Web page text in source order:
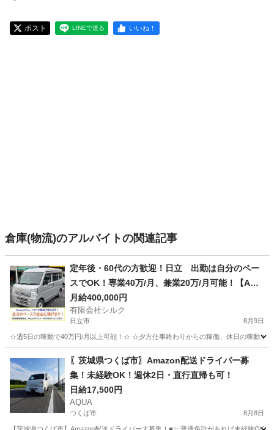
ポスト LINEで送る いいね！
倉庫(物流)のアルバイトの関連記事
定年後・60代の方歓迎！日立 出勤は自分のペー
スでOK！専業40万/月、兼業20万/月可能！【Ama
zon Flex】で稼ぎましょう！
月給400,000円
有限会社シルク
日立市 8月9日
☆週5日の稼動で40万円/月以上可能！☆ ☆夕方仕事終わりからの稼働、休日の稼動で
配送 Amazon
〖茨城県つくば市〗Amazon配送ドライバー募
集！未経験OK！週休2日・直行直帰も可！
日給17,500円
AQUA
つくば市 8月8日